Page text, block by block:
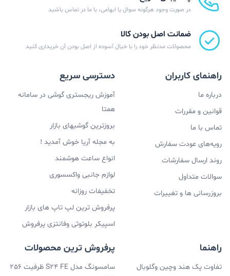
در صورت وجود هرگونه سوال یا ابهامی، با ما در تماس باشید
ضمانت اصل بودن کالا
محصولات مدنظر خود را با خیال آسوده از اصل بودن آن خریداری کنید
راهنمای کاربران
درباره ما
قوانین و مقررات
تماس با ما
رویه‌های عودت سفارش
روند ارسال سفارشات
سوالات متداول
بروزرسانی ها و تغییرات
دسترسی سریع
آموزش ریجستری گوشی در سامانه
همتا
بروزترین گوشیهای بازار
به مجله آریا خوش آمدید !
انواع ساعت هوشمند
لوازم جانبی واکسسوری
تخفیفات روزانه
پرفروش ترین لپ تاپ های بازار
اسپیکر بلوتوثی وفانتزی پرفروش
راهنما
تفاوت پک هند وچین وگلوبال
پرفروش ترین محصولات
سامسونگ مدل S24 FE ظرفیت 256